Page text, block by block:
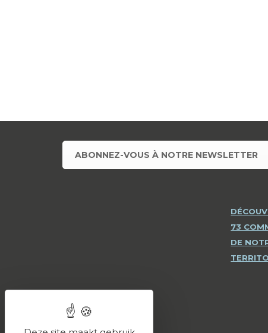
ABONNEZ-VOUS À NOTRE NEWSLETTER
73
DE